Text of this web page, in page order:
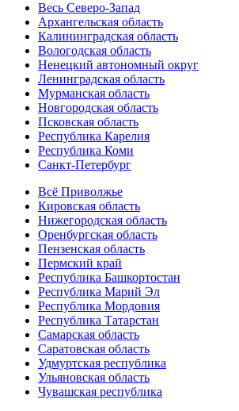
Весь Северо-Запад
Архангельская область
Калининградская область
Вологодская область
Ненецкий автономный округ
Ленинградская область
Мурманская область
Новгородская область
Псковская область
Республика Карелия
Республика Коми
Санкт-Петербург
Всё Приволжье
Кировская область
Нижегородская область
Оренбургская область
Пензенская область
Пермский край
Республика Башкортостан
Республика Марий Эл
Республика Мордовия
Республика Татарстан
Самарская область
Саратовская область
Удмуртская республика
Ульяновская область
Чувашская республика